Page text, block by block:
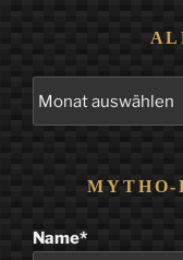
MYTHO-
Name*